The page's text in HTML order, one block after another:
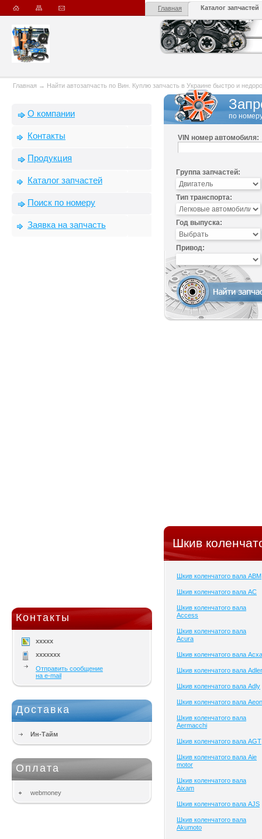
Главная Каталог запчастей
Главная → Найти автозапчасть по Вин. Куплю запчасть в Украине быстро и
О компании
Контакты
Продукция
Каталог запчастей
Поиск по номеру
Заявка на запчасть
Контакты
xxxxx
xxxxxxx
Отправить сообщение
на e-mail
Доставка
Ин-Тайм
Оплата
webmoney
по
VIN номер автомобиля:
Группа запчастей:
Тип транспорта:
Год выпуска:
Привод:
Шкив
Шкив коленчатого вала ABM
Шкив коленчатого вала AC
Шкив коленчатого вала
Access
Шкив коленчатого вала
Acura
Шкив коленчатого вала Acxa
Шкив коленчатого вала Adler
Шкив коленчатого вала Adly
Шкив коленчатого вала Aeon
Шкив коленчатого вала
Aermacchi
Шкив коленчатого вала AGT
Шкив коленчатого вала Aie
motor
Шкив коленчатого вала
Aixam
Шкив коленчатого вала AJS
Шкив коленчатого вала
Akumoto